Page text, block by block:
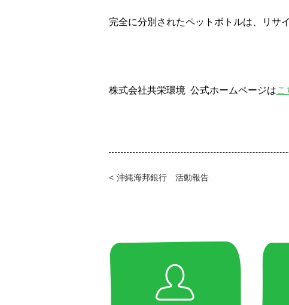
完全に分別されたペットボトルは、リサ
株式会社共栄環境 公式ホームページはこ
沖縄海邦銀行 活動報告